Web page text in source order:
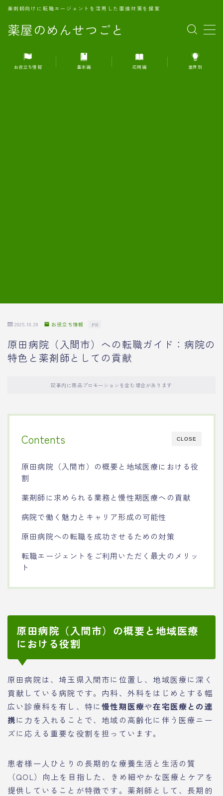
薬屋のめんせつごと
薬剤師向けに転職エージェントを活用した面接対策を提案
MENU
1.転職エージェントとは何か？
お役立ち情報 基本編 応用編 業界別
2025.10.28 お役立ち情報 PR
原田病院（入間市）への転職ガイド：病院の
特色と薬剤師としての貢献
記事内に商品プロモーションを含む場合があります
CLOSE
Contents
原田病院（入間市）の概要と地域医療における役
割
薬剤師に求められる業務と慢性期医療への貢献
病院で働く魅力とキャリア形成の可能性
原田病院への転職を成功させるための対策
転職エージェントをご利用いただく最大のメリッ
ト
原田病院（入間市）の概要と地域医療
における役割
原田病院は、埼玉県入間市に位置し、地域医療に深く
貢献している病院です。内科、外科をはじめとする幅
広い診療科を有し、特に慢性期医療や在宅医療との連
携に力を入れることで、地域の高齢化に伴う医療ニー
ズに応える重要な役割を担っています。
患者様一人ひとりの長期的な療養生活と生活の質
（QOL）向上を目指した、きめ細やかな医療とケアを
提供していることが特徴です。薬剤師として、長期的